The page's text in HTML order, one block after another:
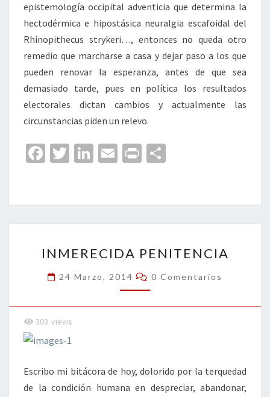
epistemología occipital adventicia que determina la
hectodérmica e hipostásica neuralgia escafoidal del
Rhinopithecus strykeri…, entonces no queda otro
remedio que marcharse a casa y dejar paso a los que
pueden renovar la esperanza, antes de que sea
demasiado tarde, pues en política los resultados
electorales dictan cambios y actualmente las
circunstancias piden un relevo.
Fa
o
o
k
T
er
Li
dI
n
E
l
Pr
p
ar
tir
PENITENCIA
INMERECIDA PENITENCIA
24 Marzo, 2014 Comentarios
0 Comentarios
303 views
Escribo mi bitácora de hoy, dolorido por la terquedad
de la condición humana en despreciar, abandonar,